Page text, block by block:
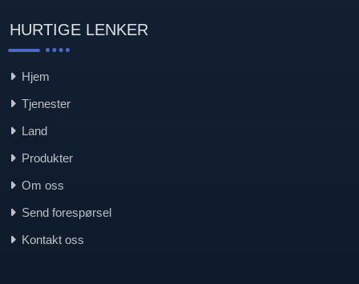
HURTIGE LENKER
Hjem
Tjenester
Land
Produkter
Om oss
Send forespørsel
Kontakt oss